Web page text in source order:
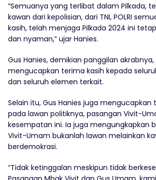
“Semuanya yang terlibat dalam Pilkada,
kawan dari kepolisian, dari TNI, POLRI
kasih, telah menjaga Pilkada 2024 ini
dan nyaman,” ujar Hanies.
Gus Hanies, demikian panggilan akrabnya,
mengucapkan terima kasih kepada
dan seluruh elemen terkait.
Selain itu, Gus Hanies juga mengucapkan
pada lawan politiknya, pasangan Vivit-
kesempatan ini. Ia juga mengungkapkan
Vivit-Umam bukanlah lawan melainkan
berdemokrasi.
“Tidak ketinggalan meskipun tidak